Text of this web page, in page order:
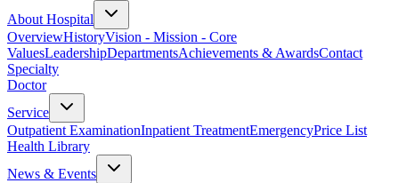
About Hospital
OverviewHistoryVision - Mission - Core
ValuesLeadershipDepartmentsAchievements & AwardsContact
Specialty
Doctor
Service
Outpatient ExaminationInpatient TreatmentEmergencyPrice List
Health Library
News & Events